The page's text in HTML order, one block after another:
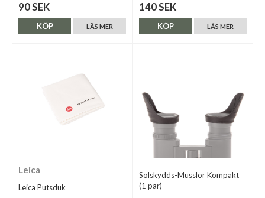
90 SEK
LÄS MER
KÖP
140 SEK
LÄS MER
KÖP
Leica
Leica Putsduk
Solskydds-Musslor Kompakt
(1 par)